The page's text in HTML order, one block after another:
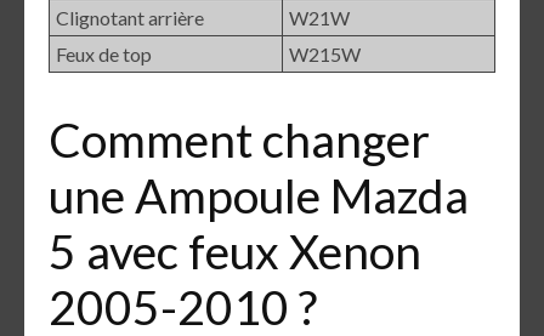
Clignotant arrière
W21W
Feux de top
W215W
Comment changer
une Ampoule Mazda
5 avec feux Xenon
2005-2010 ?